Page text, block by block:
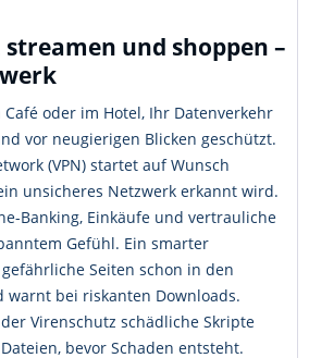
und shoppen –
oder im Hotel, Ihr Datenverkehr
vor neugierigen Blicken geschützt.
(VPN) startet auf Wunsch
unsicheres Netzwerk erkannt wird.
Banking, Einkäufe und vertrauliche
Gefühl. Ein smarter
Seiten schon in den
warnt bei riskanten Downloads.
Virenschutz schädliche Skripte
bevor Schaden entsteht.